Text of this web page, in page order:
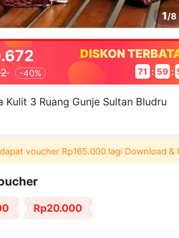
1/8
-40%
DISKON
71 : 59 :
Kulit 3 Ruang Gunje Sultan Bludru
voucher Rp165.000 lagi Download &
Rp20.000